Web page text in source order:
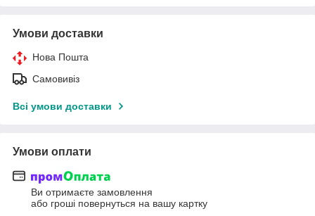
Умови доставки
Нова Пошта
Самовивіз
Всі умови доставки
Умови оплати
Ви отримаєте замовлення
або гроші повернуться на вашу картку